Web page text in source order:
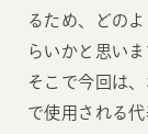
るため、どの
らいかと思いま
そこで今回は
で使用される